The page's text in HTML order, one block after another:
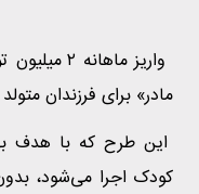
واریز
مادر» برای فرزندان متولد ۱۴۰۵ آغاز شد.
این طرح که با هدف
کودک اجرا می‌شود،